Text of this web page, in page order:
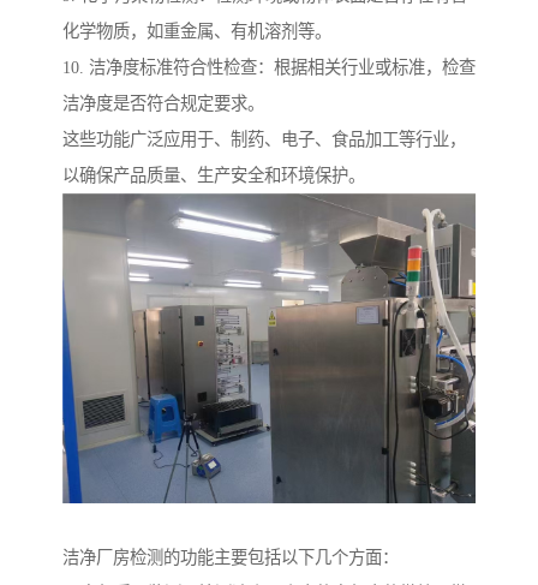
化学物质，如重金属、有机溶剂等。
10. 洁净度标准符合性检查：根据相关行业或标准，检查
洁净度是否符合规定要求。
这些功能广泛应用于、制药、电子、食品加工等行业，
以确保产品质量、生产安全和环境保护。
洁净厂房检测的功能主要包括以下几个方面：